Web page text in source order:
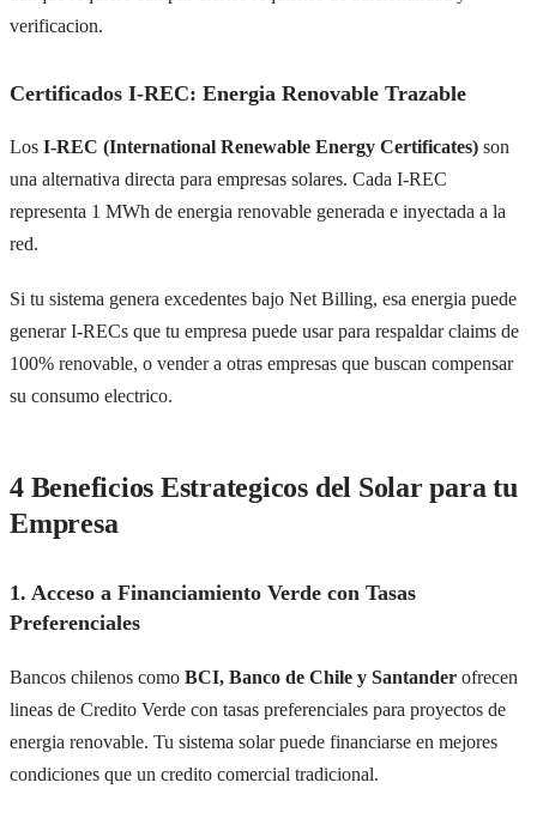
verificacion.
Certificados I-REC: Energia Renovable Trazable
Los I-REC (International Renewable Energy Certificates) son
una alternativa directa para empresas solares. Cada I-REC
representa 1 MWh de energia renovable generada e inyectada a la
red.
Si tu sistema genera excedentes bajo Net Billing, esa energia puede
generar I-RECs que tu empresa puede usar para respaldar claims de
100% renovable, o vender a otras empresas que buscan compensar
su consumo electrico.
4 Beneficios Estrategicos del Solar para tu
Empresa
1. Acceso a Financiamiento Verde con Tasas
Preferenciales
Bancos chilenos como BCI, Banco de Chile y Santander ofrecen
lineas de Credito Verde con tasas preferenciales para proyectos de
energia renovable. Tu sistema solar puede financiarse en mejores
condiciones que un credito comercial tradicional.